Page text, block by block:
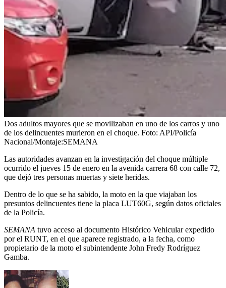
Dos adultos mayores que se movilizaban en uno de los carros y uno
de los delincuentes murieron en el choque. Foto: API/Policía
Nacional/Montaje:SEMANA
Las autoridades avanzan en la investigación del choque múltiple
ocurrido el jueves 15 de enero en la avenida carrera 68 con calle 72,
que dejó tres personas muertas y siete heridas.
Dentro de lo que se ha sabido, la moto en la que viajaban los
presuntos delincuentes tiene la placa LUT60G, según datos oficiales
de la Policía.
SEMANA tuvo acceso al documento Histórico Vehicular expedido
por el RUNT, en el que aparece registrado, a la fecha, como
propietario de la moto el subintendente John Fredy Rodríguez
Gamba.